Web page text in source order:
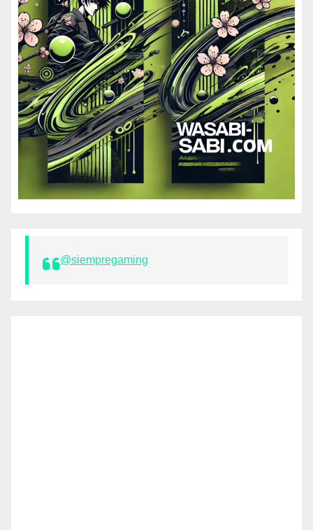
@siempregaming